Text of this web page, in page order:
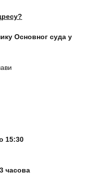
Основног суда у
15:30
часова